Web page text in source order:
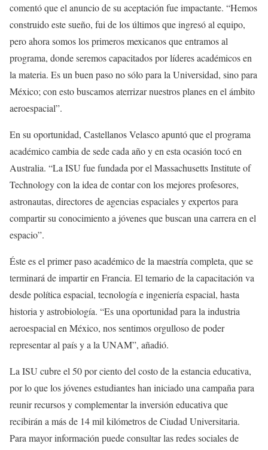
comentó que el anuncio de su aceptación fue impactante. “Hemos
construido este sueño, fui de los últimos que ingresó al equipo,
pero ahora somos los primeros mexicanos que entramos al
programa, donde seremos capacitados por líderes académicos en
la materia. Es un buen paso no sólo para la Universidad, sino para
México; con esto buscamos aterrizar nuestros planes en el ámbito
aeroespacial”.
En su oportunidad, Castellanos Velasco apuntó que el programa
académico cambia de sede cada año y en esta ocasión tocó en
Australia. “La ISU fue fundada por el Massachusetts Institute of
Technology con la idea de contar con los mejores profesores,
astronautas, directores de agencias espaciales y expertos para
compartir su conocimiento a jóvenes que buscan una carrera en el
espacio”.
Éste es el primer paso académico de la maestría completa, que se
terminará de impartir en Francia. El temario de la capacitación va
desde política espacial, tecnología e ingeniería espacial, hasta
historia y astrobiología. “Es una oportunidad para la industria
aeroespacial en México, nos sentimos orgulloso de poder
representar al país y a la UNAM”, añadió.
La ISU cubre el 50 por ciento del costo de la estancia educativa,
por lo que los jóvenes estudiantes han iniciado una campaña para
reunir recursos y complementar la inversión educativa que
recibirán a más de 14 mil kilómetros de Ciudad Universitaria.
Para mayor información puede consultar las redes sociales de